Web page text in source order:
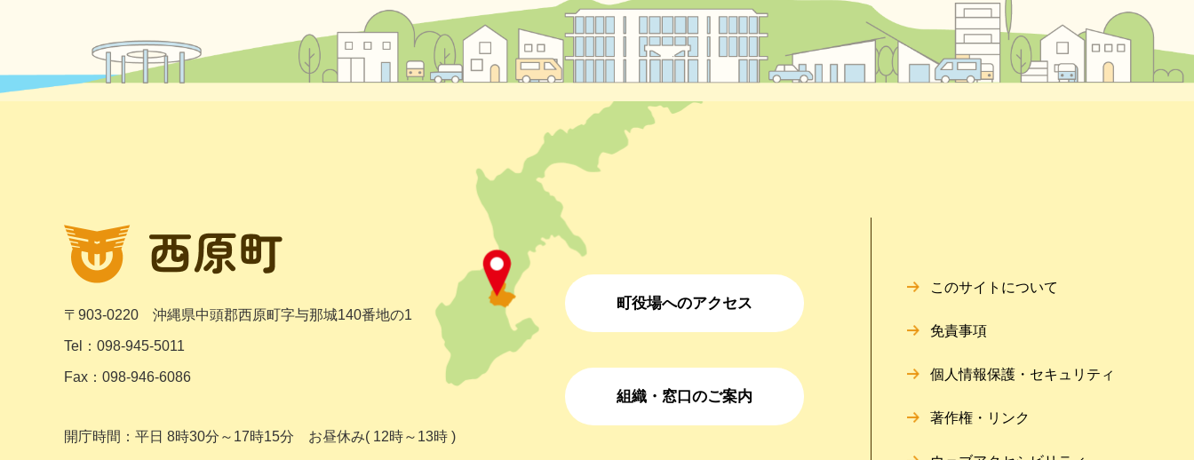
〒903-0220 沖縄県中頭郡西原町字与那城140番地の1
Tel：098-945-5011
Fax：098-946-6086
開庁時間：平日 8時30分～17時15分 お昼休み( 12時～13時 )
町役場へのアクセス
組織・窓口のご案内
このサイトについて
免責事項
個人情報保護・セキュリティ
著作権・リンク